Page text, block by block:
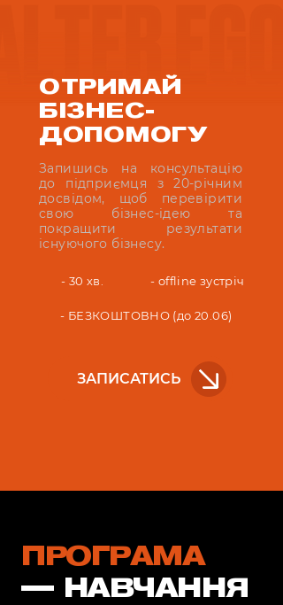
ОТРИМАЙ
БІЗНЕС-
ДОПОМОГУ
Запишись на консультацію
до підприємця з 20-річним
досвідом, щоб перевірити
свою бізнес-ідею та
покращити результати
існуючого бізнесу.
- 30 хв. - offline зустріч
- БЕЗКОШТОВНО (до 20.06)
ЗАПИСАТИСЬ
ПРОГРАМА
НАВЧАННЯ